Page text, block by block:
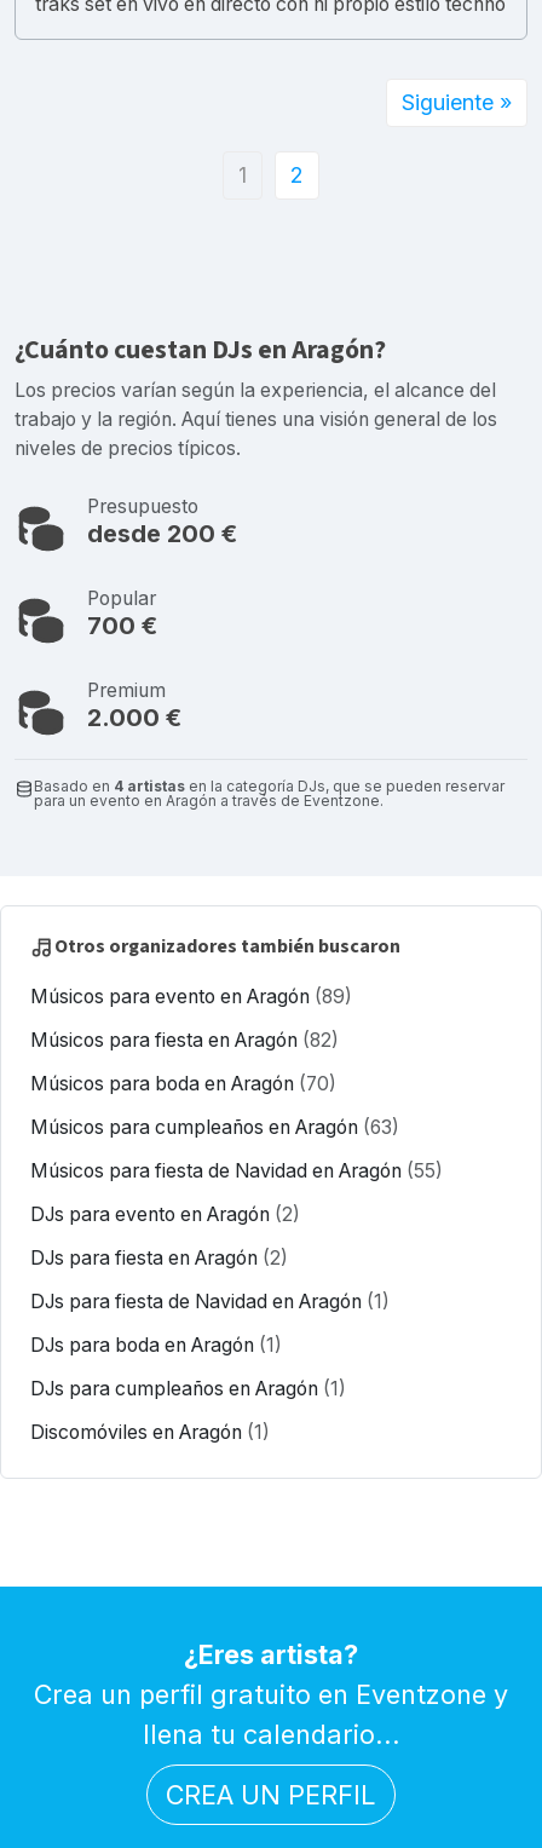
1 2
Siguiente »
¿Cuánto cuestan DJs en Aragón?
Los precios varían según la experiencia, el alcance del
trabajo y la región. Aquí tienes una visión general de los
niveles de precios típicos.
Presupuesto
desde 200 €
Popular
700 €
Premium
2.000 €
Basado en 4 artistas en la categoría DJs, que se pueden reservar
para un evento en Aragón a través de Eventzone.
Otros organizadores también buscaron
Músicos para evento en Aragón (89)
Músicos para fiesta en Aragón (82)
Músicos para boda en Aragón (70)
Músicos para cumpleaños en Aragón (63)
Músicos para fiesta de Navidad en Aragón (55)
DJs para evento en Aragón (2)
DJs para fiesta en Aragón (2)
DJs para fiesta de Navidad en Aragón (1)
DJs para boda en Aragón (1)
DJs para cumpleaños en Aragón (1)
Discomóviles en Aragón (1)
¿Eres artista?
Crea un perfil gratuito en Eventzone y
llena tu calendario...
CREA UN PERFIL